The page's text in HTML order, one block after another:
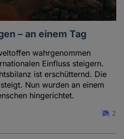
– an einem Tag
wahrgenommen
Einfluss steigern.
ist erschütternd. Die
Nun wurden an einem
hingerichtet.
2